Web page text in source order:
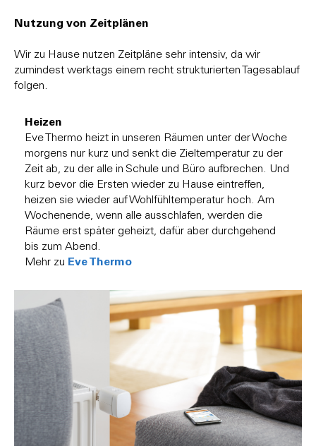
Nutzung von Zeitplänen
Wir zu Hause nutzen Zeitpläne sehr intensiv, da wir
zumindest werktags einem recht strukturierten Tagesablauf
folgen.
Heizen
Eve Thermo heizt in unseren Räumen unter der Woche
morgens nur kurz und senkt die Zieltemperatur zu der
Zeit ab, zu der alle in Schule und Büro aufbrechen. Und
kurz bevor die Ersten wieder zu Hause eintreffen,
heizen sie wieder auf Wohlfühltemperatur hoch. Am
Wochenende, wenn alle ausschlafen, werden die
Räume erst später geheizt, dafür aber durchgehend
bis zum Abend.
Mehr zu Eve Thermo